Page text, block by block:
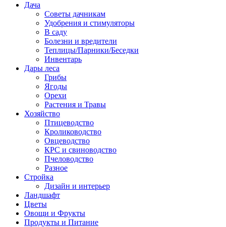
Дача
Советы дачникам
Удобрения и стимуляторы
В саду
Болезни и вредители
Теплицы/Парники/Беседки
Инвентарь
Дары леса
Грибы
Ягоды
Орехи
Растения и Травы
Хозяйство
Птицеводство
Кролиководство
Овцеводство
КРС и свиноводство
Пчеловодство
Разное
Стройка
Дизайн и интерьер
Ландшафт
Цветы
Овощи и Фрукты
Продукты и Питание